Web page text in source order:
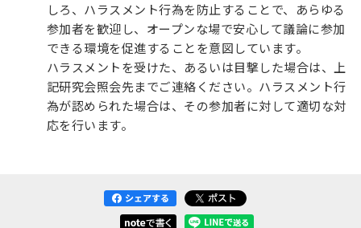
しろ、ハラスメント行為を防止することで、あらゆる
参加者を歓迎し、オープンな場で安心して議論に参加
できる環境を促進することを意図しています。
ハラスメントを受けた、あるいは目撃した場合は、上
記研究会照会先までご連絡ください。ハラスメント行
為が認められた場合は、その参加者に対して適切な対
応を行います。